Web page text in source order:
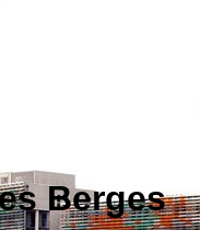
Berges